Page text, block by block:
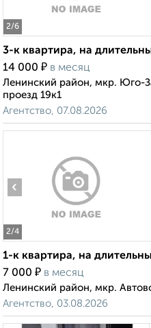
2/6
3-к квартира, на
14 000 ₽ в месяц
Ленинский район, мкр. Юго-
проезд 19к1
Агентство, 07.08.2026
2/4
‹
1-к квартира, на
7 000 ₽ в месяц
Ленинский район, мкр.
Агентство, 03.08.2026